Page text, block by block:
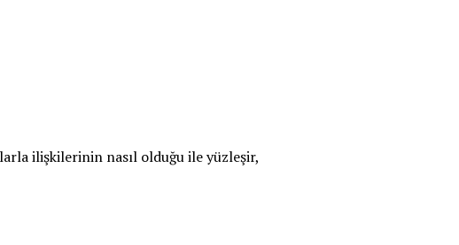
ilişkilerinin nasıl olduğu ile yüzleşir,